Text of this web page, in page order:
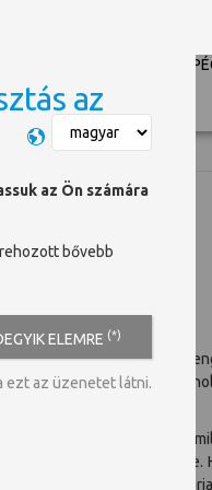
UNIVERSITY OF
Switch language
lassú, fájdalmas, mégis
csak nehezebbé tesz.
sebezhetőbbé a másiknál,
tartósan kilépni belőle.
rögös útját
az
az Ön számára
bővebb
ELEMRE (*)
ezt az üzenetet látni.